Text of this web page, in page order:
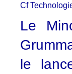
Cf
Le
le